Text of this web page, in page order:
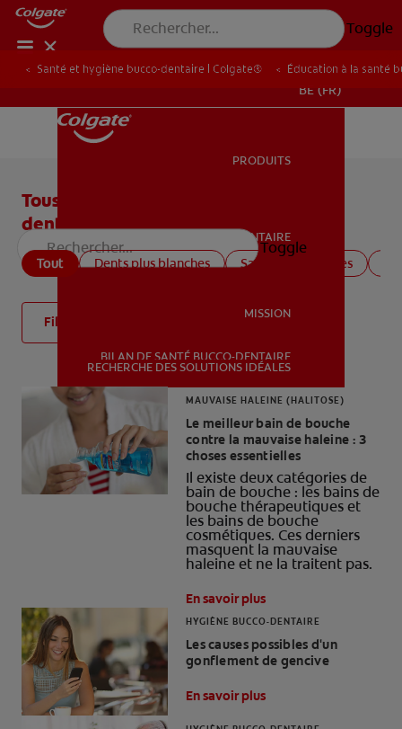
Toggle
SANTÉ BUCCO-DENTAIRE
BILAN DE SANTÉ BUCCO-DENTAIRE
RECHERCHE DES SOLUTIONS IDÉALES
BE (FR)
BE (FR)
PRODUITS
SANTÉ BUCCO-DENTAIRE
MISSION
BILAN DE SANTÉ BUCCO-DENTAIRE
RECHERCHE DES SOLUTIONS IDÉALES
Toggle
Santé et hygiène bucco-dentaire | Colgate® Éducation à la santé
Tous les articles sur la santé bucco-
dentaire
Tout Dents plus blanches Santé des gencives
Filtre
MAUVAISE HALEINE (HALITOSE)
Le meilleur bain de bouche
contre la mauvaise haleine : 3
choses essentielles
Il existe deux catégories de
bain de bouche : les bains de
bouche thérapeutiques et
les bains de bouche
cosmétiques. Ces derniers
masquent la mauvaise
haleine et ne la traitent pas.
En savoir plus
HYGIÈNE BUCCO-DENTAIRE
Les causes possibles d'un
gonflement de gencive
En savoir plus